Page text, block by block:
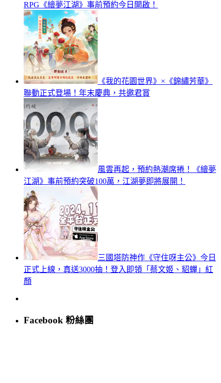
RPG《繪夢江湖》事前預約今日開啟！
《我的花園世界》×《錦繡芳華》
聯動正式登場！年末慶典，共邀君賞
風雲再起，預約熱潮席捲！《繪夢
江湖》事前預約突破100萬，江湖夢即將展開！
三國塔防神作《守住呀主公》今日
正式上線，真送3000抽！登入即領「蔡文姬、貂蟬」紅
顏
Facebook 粉絲團